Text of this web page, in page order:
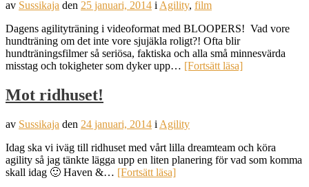
av Sussikaja den 25 januari, 2014 i Agility, film
Dagens agilityträning i videoformat med BLOOPERS! Vad vore
hundträning om det inte vore sjujäkla roligt?! Ofta blir
hundträningsfilmer så seriösa, faktiska och alla små minnesvärda
misstag och tokigheter som dyker upp… [Fortsätt läsa]
Mot ridhuset!
av Sussikaja den 24 januari, 2014 i Agility
Idag ska vi iväg till ridhuset med vårt lilla dreamteam och köra
agility så jag tänkte lägga upp en liten planering för vad som komma
skall idag 🙂 Haven &… [Fortsätt läsa]